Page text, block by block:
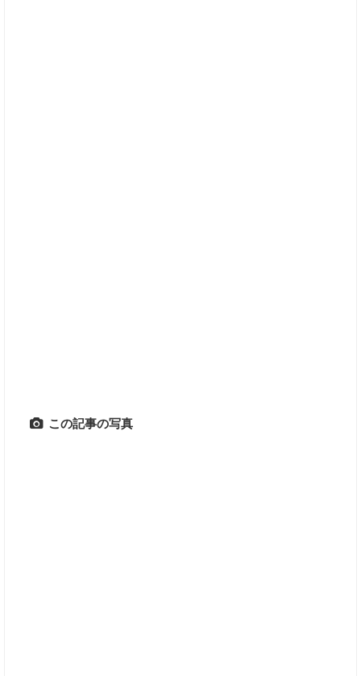
この記事の写真